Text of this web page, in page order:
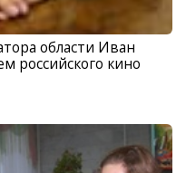
области Иван
российского кино